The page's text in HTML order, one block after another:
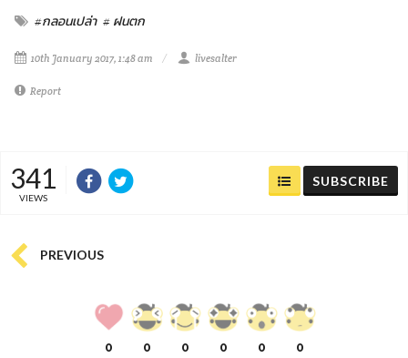
#กลอนเปล่า # ฝนตก
10th January 2017, 1:48 am livesalter
Report
341
VIEWS
SUBSCRIBE
PREVIOUS
0 0 0 0 0 0